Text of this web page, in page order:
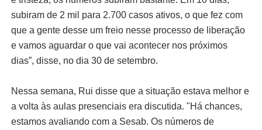
subiram de 2 mil para 2.700 casos ativos, o que fez com
que a gente desse um freio nesse processo de liberação
e vamos aguardar o que vai acontecer nos próximos
dias”, disse, no dia 30 de setembro.
Nessa semana, Rui disse que a situação estava melhor e
a volta às aulas presenciais era discutida. "Há chances,
estamos avaliando com a Sesab. Os números de